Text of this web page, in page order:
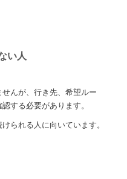
い人
んが、行き先、希望ルー
する必要があります。
られる人に向いています。